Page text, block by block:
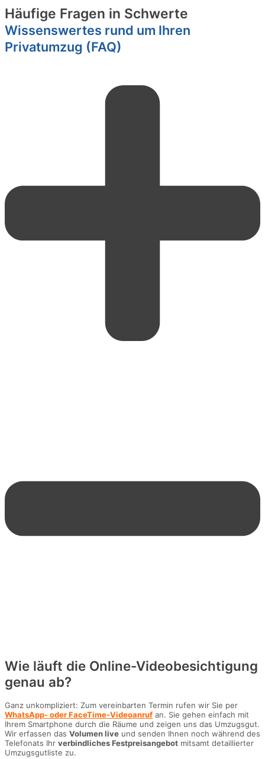
Häufige Fragen in Schwerte
Wissenswertes rund um Ihren
Privatumzug (FAQ)
Wie läuft die Online-Videobesichtigung
genau ab?
Ganz unkompliziert: Zum vereinbarten Termin rufen wir Sie per
WhatsApp- oder FaceTime-Videoanruf an. Sie gehen einfach mit
Ihrem Smartphone durch die Räume und zeigen uns das Umzugsgut.
Wir erfassen das Volumen live und senden Ihnen noch während des
Telefonats Ihr verbindliches Festpreisangebot mitsamt detaillierter
Umzugsgutliste zu.